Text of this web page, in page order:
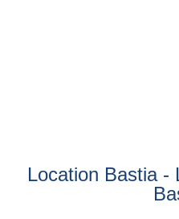
Location Bastia -